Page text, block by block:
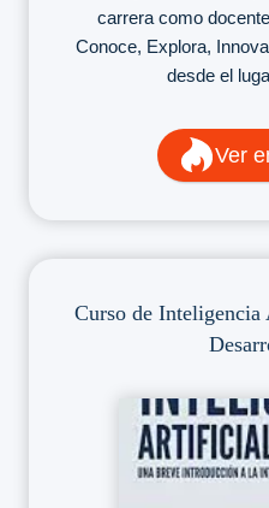
carrera como
Conoce, Explora,
desde el
Ver
Curso de